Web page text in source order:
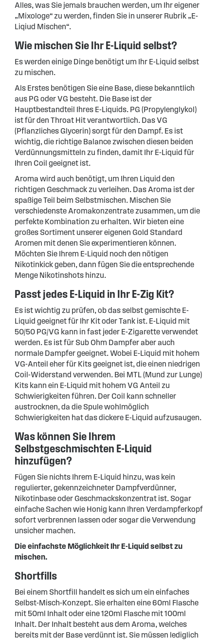
Alles, was Sie jemals brauchen werden, um Ihr eigener
„Mixologe“ zu werden, finden Sie in unserer Rubrik „E-
Liqiud Mischen“.
Wie mischen Sie Ihr E-Liquid selbst?
Es werden einige Dinge benötigt um Ihr E-Liquid selbst
zu mischen.
Als Erstes benötigen Sie eine Base, diese bekanntlich
aus PG oder VG besteht. Die Base ist der
Hauptbestandteil Ihres E-Liquids. PG (Propylenglykol)
ist für den Throat Hit verantwortlich. Das VG
(Pflanzliches Glycerin) sorgt für den Dampf. Es ist
wichtig, die richtige Balance zwischen diesen beiden
Verdünnungsmitteln zu finden, damit Ihr E-Liquid für
Ihren Coil geeignet ist.
Aroma wird auch benötigt, um Ihren Liquid den
richtigen Geschmack zu verleihen. Das Aroma ist der
spaßige Teil beim Selbstmischen. Mischen Sie
verschiedenste Aromakonzentrate zusammen, um die
perfekte Kombination zu erhalten. Wir bieten eine
großes Sortiment unserer eigenen Gold Standard
Aromen mit denen Sie experimentieren können.
Möchten Sie Ihrem E-Liquid noch den nötigen
Nikotinkick geben, dann fügen Sie die entsprechende
Menge Nikotinshots hinzu.
Passt jedes E-Liquid in Ihr E-Zig Kit?
Es ist wichtig zu prüfen, ob das selbst gemischte E-
Liquid geeignet für Ihr Kit oder Tank ist. E-Liquid mit
50/50 PG/VG kann in fast jeder E-Zigarette verwendet
werden. Es ist für Sub Ohm Dampfer aber auch
normale Dampfer geeignet. Wobei E-Liquid mit hohem
VG-Anteil eher für Kits geeignet ist, die einen niedrigen
Coil-Widerstand verwenden. Bei MTL (Mund zur Lunge)
Kits kann ein E-Liquid mit hohem VG Anteil zu
Schwierigkeiten führen. Der Coil kann schneller
austrocknen, da die Spule wohlmöglich
Schwierigkeiten hat das dickere E-Liquid aufzusaugen.
Was können Sie Ihrem
Selbstgeschmischten E-Liquid
hinzufügen?
Fügen Sie nichts Ihrem E-Liquid hinzu, was kein
regulierter, gekennzeichneter Dampfverdünner,
Nikotinbase oder Geschmackskonzentrat ist. Sogar
einfache Sachen wie Honig kann Ihren Verdampferkopf
sofort verbrennen lassen oder sogar die Verwendung
unsicher machen.
Die einfachste Möglichkeit Ihr E-Liquid selbst zu
mischen.
Shortfills
Bei einem Shortfill handelt es sich um ein einfaches
Selbst-Misch-Konzept. Sie erhalten eine 60ml Flasche
mit 50ml Inhalt oder eine 120ml Flasche mit 100ml
Inhalt. Der Inhalt besteht aus dem Aroma, welches
bereits mit der Base verdünnt ist. Sie müssen lediglich